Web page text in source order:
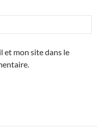
et mon site dans le